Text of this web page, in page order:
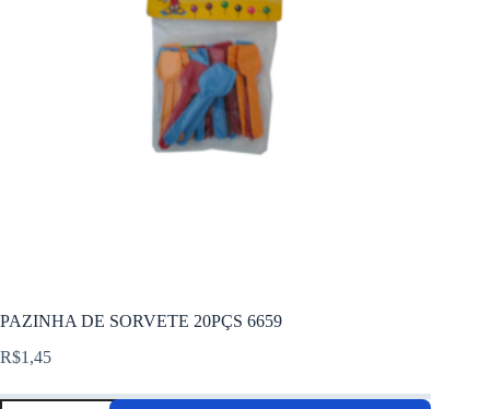
PAZINHA DE SORVETE 20PÇS 6659
R$1,45